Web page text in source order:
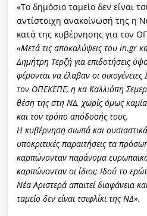
«Το δημόσιο ταμείο δεν είναι
αντίστοιχη ανακοίνωσή της η
κατά της κυβέρνησης για τον
«Μετά τις αποκαλύψεις του in.gr
Δημήτρη Τερζή για επιδοτήσεις
φέρονται να έλαβαν οι
τον ΟΠΕΚΕΠΕ, η κα Καλλιόπη
θέση της στη ΝΔ, χωρίς όμως
και τον τρόπο απόδοσής τους.
Η κυβέρνηση σιωπά και
υποκριτικές παραιτήσεις τα
καρπώνονταν παράνομα
καρπώνονταν οι ίδιοι; Ιδού το
Νέα Αριστερά απαιτεί διαφάνεια
ταμείο δεν είναι τσιφλίκι της ΝΔ».